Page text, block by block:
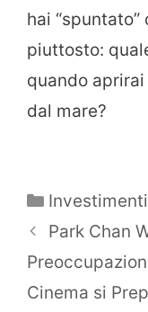
hai
piuttosto:
quando
dal mare?
Categorie
Park Chan
Cinema si